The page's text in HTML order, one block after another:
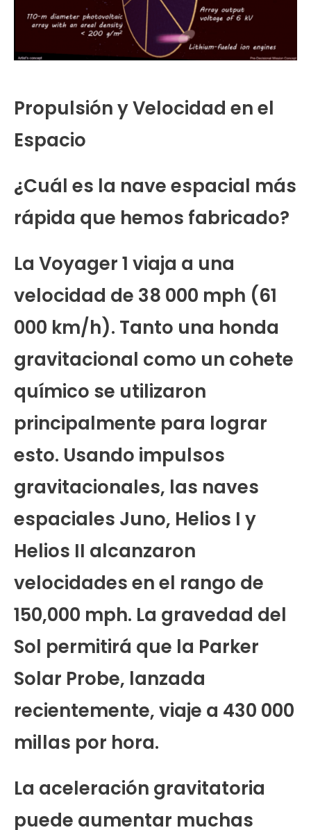
Propulsión y Velocidad en el
Espacio
¿Cuál es la nave espacial más
rápida que hemos fabricado?
La Voyager 1 viaja a una
velocidad de 38 000 mph (61
000 km/h). Tanto una honda
gravitacional como un cohete
químico se utilizaron
principalmente para lograr
esto. Usando impulsos
gravitacionales, las naves
espaciales Juno, Helios I y
Helios II alcanzaron
velocidades en el rango de
150,000 mph. La gravedad del
Sol permitirá que la Parker
Solar Probe, lanzada
recientemente, viaje a 430 000
millas por hora.
La aceleración gravitatoria
puede aumentar muchas